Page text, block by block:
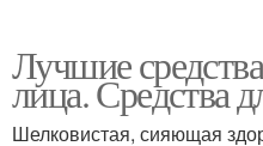
Лучшие
лица. Средства
Шелковистая, сияющая